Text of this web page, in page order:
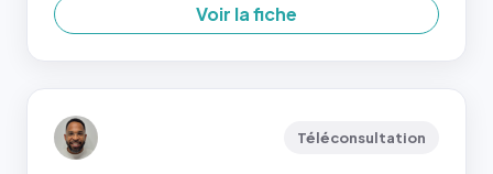
Voir la fiche
Téléconsultation